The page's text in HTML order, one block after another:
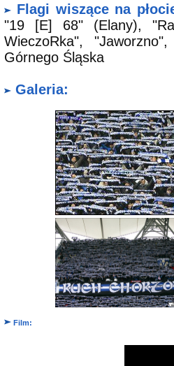
Flagi wiszące na
"19 [E] 68" (Elany),
WieczoRka",
Górnego Śląska
Galeria:
Film: